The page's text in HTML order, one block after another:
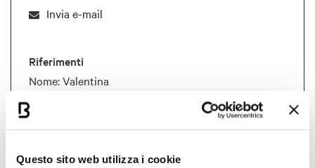
Questo sito web utilizza i cookie
Invia e-mail
Riferimenti
Nome: Valentina
Cognome: Montanari
Telefono: